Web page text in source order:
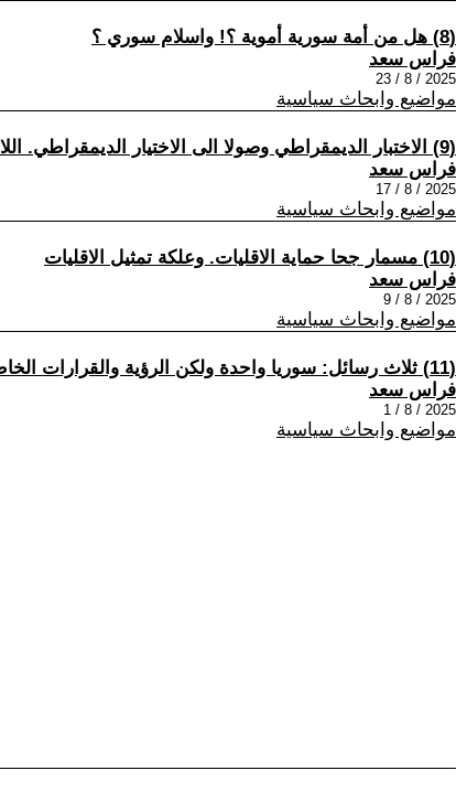
(8) هل من أمة سورية أموية ؟! واسلام سوري ؟
فراس سعد
2025 / 8 / 23
مواضيع وابحاث سياسية
(9) الاختبار الديمقراطي وصولا الى الاختيار الديمقراطي. اللامركزية السياسية مطلب ايراني اسراىيلي
فراس سعد
2025 / 8 / 17
مواضيع وابحاث سياسية
(10) مسمار جحا حماية الاقليات. وعلكة تمثيل الاقليات
فراس سعد
2025 / 8 / 9
مواضيع وابحاث سياسية
(11) ثلاث رسائل: سوريا واحدة ولكن الرؤية والقرارات الخاطئة تقسمها، السويداء، مجلس الشعب
فراس سعد
2025 / 8 / 1
مواضيع وابحاث سياسية